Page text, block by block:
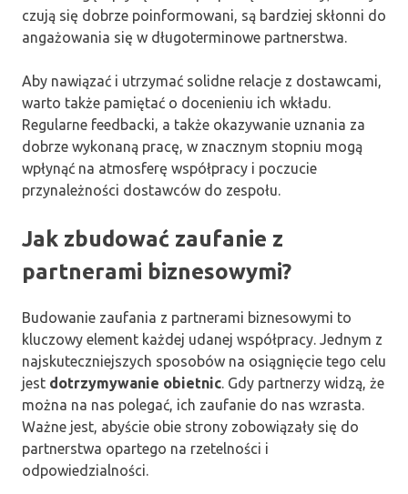
czują się dobrze poinformowani, są bardziej skłonni do
angażowania się w długoterminowe partnerstwa.
Aby nawiązać i utrzymać solidne relacje z dostawcami,
warto także pamiętać o docenieniu ich wkładu.
Regularne feedbacki, a także okazywanie uznania za
dobrze wykonaną pracę, w znacznym stopniu mogą
wpłynąć na atmosferę współpracy i poczucie
przynależności dostawców do zespołu.
Jak zbudować zaufanie z
partnerami biznesowymi?
Budowanie zaufania z partnerami biznesowymi to
kluczowy element każdej udanej współpracy. Jednym z
najskuteczniejszych sposobów na osiągnięcie tego celu
jest dotrzymywanie obietnic . Gdy partnerzy widzą, że
można na nas polegać, ich zaufanie do nas wzrasta.
Ważne jest, abyście obie strony zobowiązały się do
partnerstwa opartego na rzetelności i
odpowiedzialności.